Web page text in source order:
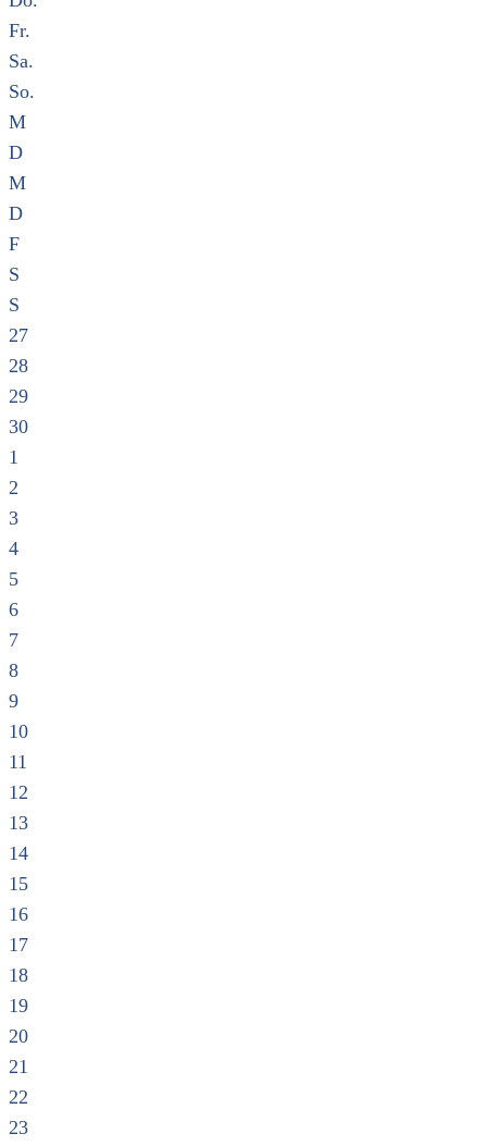
Fr.
Sa.
So.
M
D
M
D
F
S
S
27
28
29
30
1
2
3
4
5
6
7
8
9
10
11
12
13
14
15
16
17
18
19
20
21
22
23